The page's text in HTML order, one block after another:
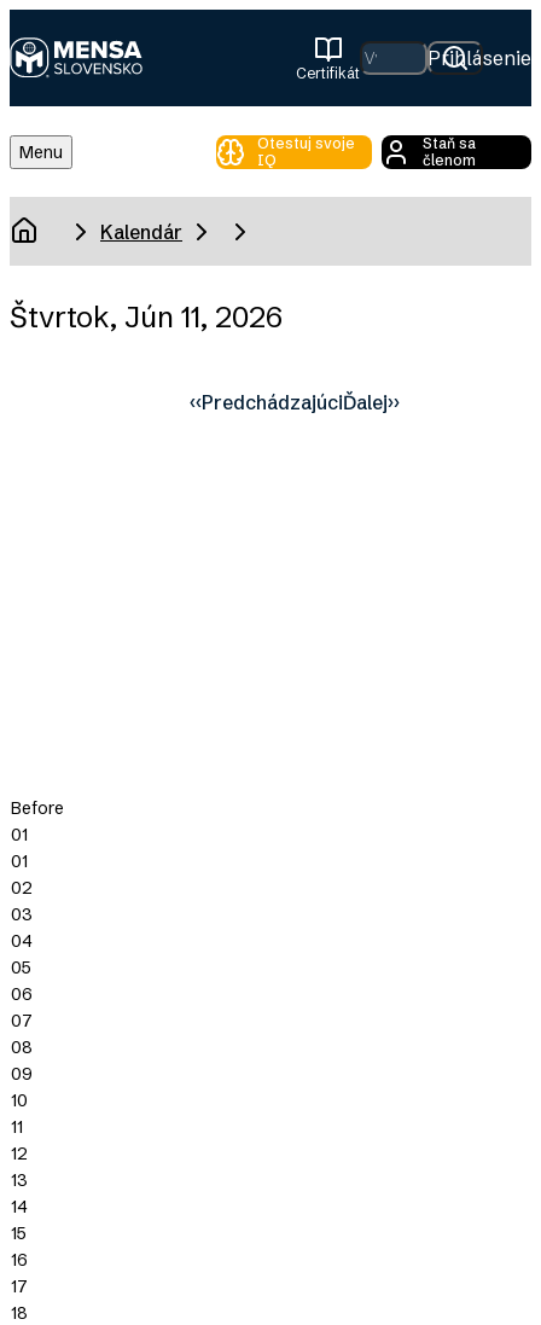
to
main
content
Certifikát
Hľadať Prihlásenie
Toggle
Menu
Otestuj svoje
IQ
Staň sa
členom
BreadcrumbKalendár
Štvrtok, Jún 11, 2026
‹‹PredchádzajúciĎalej››
Before
01
01
02
03
04
05
06
07
08
09
10
11
12
13
14
15
16
17
18